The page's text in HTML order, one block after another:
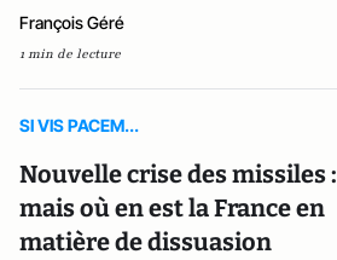
François Géré
1 min de lecture
SI VIS PACEM...
Nouvelle crise des missiles :
mais où en est la France en
matière de dissuasion